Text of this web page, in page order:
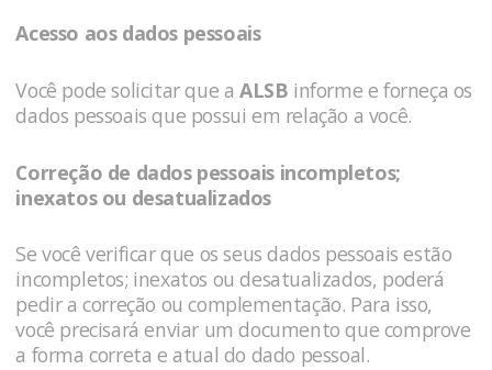
Acesso aos dados pessoais
Você pode solicitar que a ALSB informe e forneça os
dados pessoais que possui em relação a você.
Correção de dados pessoais incompletos;
inexatos ou desatualizados
Se você verificar que os seus dados pessoais estão
incompletos; inexatos ou desatualizados, poderá
pedir a correção ou complementação. Para isso,
você precisará enviar um documento que comprove
a forma correta e atual do dado pessoal.